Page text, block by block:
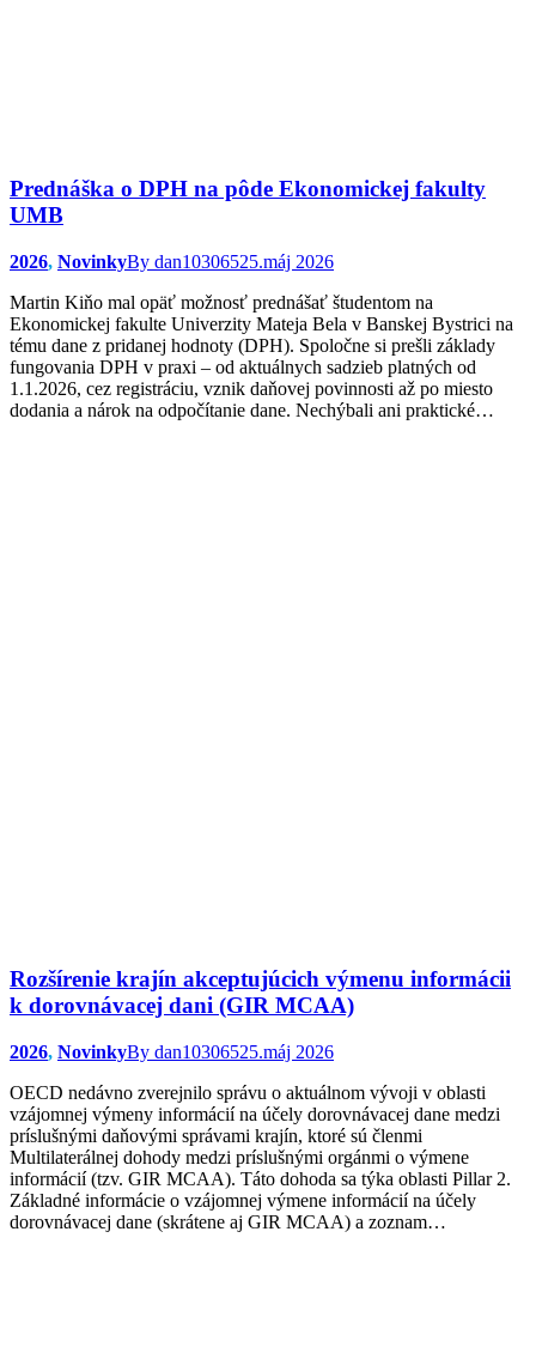
Prednáška o DPH na pôde Ekonomickej fakulty
UMB
2026, NovinkyBy dan10306525.máj 2026
Martin Kiňo mal opäť možnosť prednášať študentom na
Ekonomickej fakulte Univerzity Mateja Bela v Banskej Bystrici na
tému dane z pridanej hodnoty (DPH). Spoločne si prešli základy
fungovania DPH v praxi – od aktuálnych sadzieb platných od
1.1.2026, cez registráciu, vznik daňovej povinnosti až po miesto
dodania a nárok na odpočítanie dane. Nechýbali ani praktické…
Rozšírenie krajín akceptujúcich výmenu informácii
k dorovnávacej dani (GIR MCAA)
2026, NovinkyBy dan10306525.máj 2026
OECD nedávno zverejnilo správu o aktuálnom vývoji v oblasti
vzájomnej výmeny informácií na účely dorovnávacej dane medzi
príslušnými daňovými správami krajín, ktoré sú členmi
Multilaterálnej dohody medzi príslušnými orgánmi o výmene
informácií (tzv. GIR MCAA). Táto dohoda sa týka oblasti Pillar 2.
Základné informácie o vzájomnej výmene informácií na účely
dorovnávacej dane (skrátene aj GIR MCAA) a zoznam…